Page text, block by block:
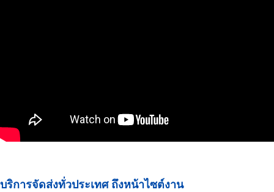
บริการจัดส่งทั่วประเทศ ถึงหน้าไซต์งาน